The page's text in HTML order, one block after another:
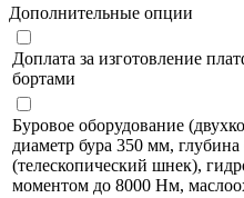
Дополнительные опции
Доплата за изготовление
бортами
Буровое оборудование
диаметр бура 350 мм, глубина
(телескопический шнек),
моментом до 8000 Нм,